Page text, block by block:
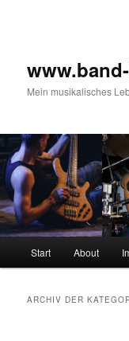
Mein musikalisches
Start About
ARCHIV DER